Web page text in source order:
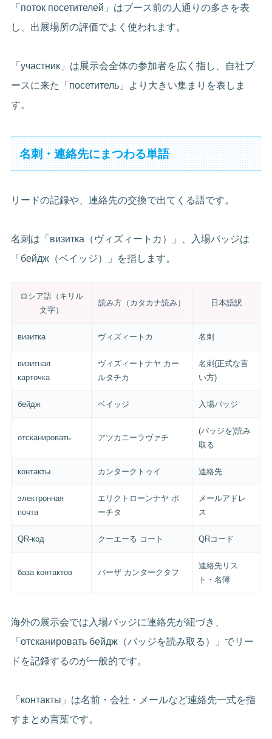
「поток посетителей」はブース前の人通りの多さを表
し、出展場所の評価でよく使われます。
「участник」は展示会全体の参加者を広く指し、自社ブ
ースに来た「посетитель」より大きい集まりを表しま
す。
名刺・連絡先にまつわる単語
リードの記録や、連絡先の交換で出てくる語です。
名刺は「визитка（ヴィズィートカ）」、入場バッジは
「бейдж（ベイッジ）」を指します。
ロシア語（キリル
文字）
読み方（カタカナ読み） 日本語訳
визитка ヴィズィートカ 名刺
визитная
карточка
ヴィズィートナヤ カー
ルタチカ
名刺(正式な言
い方)
бейдж ベイッジ 入場バッジ
отсканировать アツカニーラヴァチ
(バッジを)読み
取る
контакты カンタークトゥイ 連絡先
электронная
почта
エリクトローンナヤ ポ
ーチタ
メールアドレ
ス
QR-код クーエーる コート QRコード
база контактов バーザ カンタークタフ
連絡先リス
ト・名簿
海外の展示会では入場バッジに連絡先が紐づき、
「отсканировать бейдж（バッジを読み取る）」でリー
ドを記録するのが一般的です。
「контакты」は名前・会社・メールなど連絡先一式を指
すまとめ言葉です。